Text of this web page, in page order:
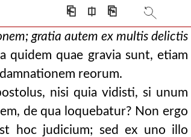
⎗ ⎅ ⎘
gratia autem ex multis delictis
quidem quae gravia sunt, etiam
reorum.
nisi quia vidisti, si unum
de qua loquebatur? Non ergo
hoc judicium; sed ex uno illo